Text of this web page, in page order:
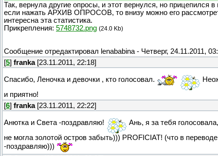
Так, вернула другие опросы, и этот вернулся, но прицепился в
если нажать АРХИВ ОПРОСОВ, то внизу можно его
интересна эта статистика.
Прикрепления: 5748732.png (24.0 Kb)
Сообщение отредактировал lenababina - Четверг, 24.11.2011,
[5] franka[23.11.2011, 22:18]
Спасибо, Леночка и девочки , кто голосовал.
и приятно!
[6] franka[23.11.2011, 22:22]
Анютка и Света -поздравляю!
Ань, я за тебя
не могла золотой остров забыть))) PROFICIAT! (что в переводе
-поздравляю)))